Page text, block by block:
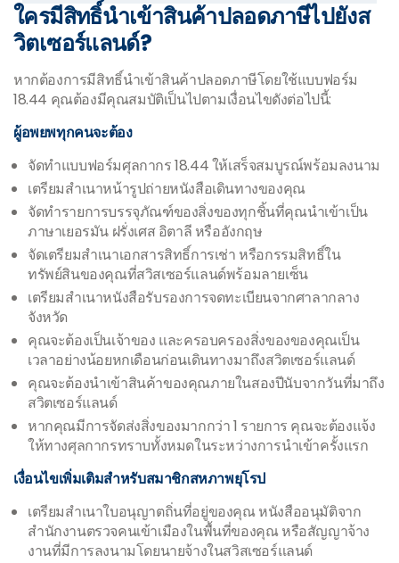
ใครมีสิทธิ์นำเข้าสินค้าปลอดภาษีไปยังส
วิตเซอร์แลนด์?
หากต้องการมีสิทธิ์นำเข้าสินค้าปลอดภาษีโดยใช้แบบฟอร์ม
18.44 คุณต้องมีคุณสมบัติเป็นไปตามเงื่อนไขดังต่อไปนี้:
ผู้อพยพทุกคนจะต้อง
จัดทำแบบฟอร์มศุลกากร 18.44 ให้เสร็จสมบูรณ์พร้อมลงนาม
เตรียมสำเนาหน้ารูปถ่ายหนังสือเดินทางของคุณ
จัดทำรายการบรรจุภัณฑ์ของสิ่งของทุกชิ้นที่คุณนำเข้าเป็น
ภาษาเยอรมัน ฝรั่งเศส อิตาลี หรืออังกฤษ
จัดเตรียมสำเนาเอกสารสิทธิ์การเช่า หรือกรรมสิทธิ์ใน
ทรัพย์สินของคุณที่สวิสเซอร์แลนด์พร้อมลายเซ็น
เตรียมสำเนาหนังสือรับรองการจดทะเบียนจากศาลากลาง
จังหวัด
คุณจะต้องเป็นเจ้าของ และครอบครองสิ่งของของคุณเป็น
เวลาอย่างน้อยหกเดือนก่อนเดินทางมาถึงสวิตเซอร์แลนด์
คุณจะต้องนำเข้าสินค้าของคุณภายในสองปีนับจากวันที่มาถึง
สวิตเซอร์แลนด์
หากคุณมีการจัดส่งสิ่งของมากกว่า 1 รายการ คุณจะต้องแจ้ง
ให้ทางศุลกากรทราบทั้งหมดในระหว่างการนำเข้าครั้งแรก
เงื่อนไขเพิ่มเติมสำหรับสมาชิกสหภาพยุโรป
เตรียมสำเนาใบอนุญาตถิ่นที่อยู่ของคุณ หนังสืออนุมัติจาก
สำนักงานตรวจคนเข้าเมืองในพื้นที่ของคุณ หรือสัญญาจ้าง
งานที่มีการลงนามโดยนายจ้างในสวิสเซอร์แลนด์